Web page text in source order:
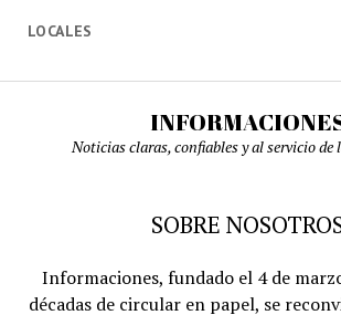
LOCALES
Noticias claras, confiables y al servicio de
SOBRE
Informaciones, fundado el 4 de
décadas de circular en papel, se